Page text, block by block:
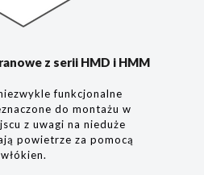
z serii HMD i HMM
funkcjonalne
do montażu w
z uwagi na nieduże
powietrze za pomocą
włókien.